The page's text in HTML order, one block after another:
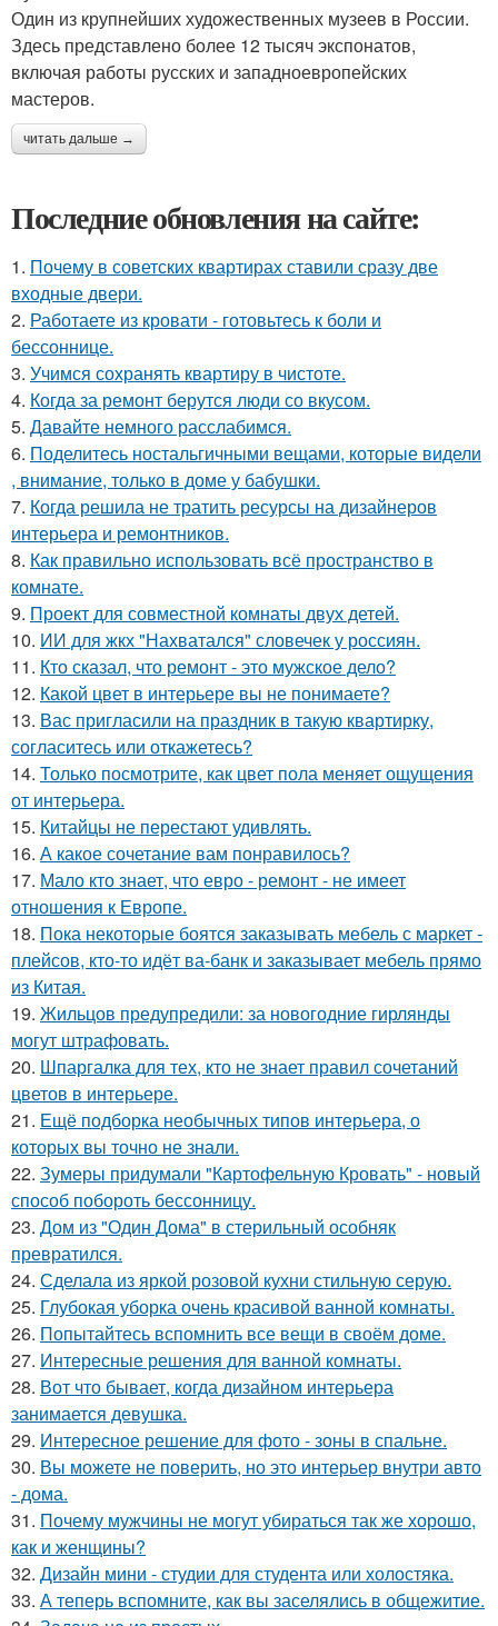
Один из крупнейших художественных музеев в России.
Здесь представлено более 12 тысяч экспонатов,
включая работы русских и западноевропейских
мастеров.
читать дальше →
Последние обновления на сайте:
1. Почему в советских квартирах ставили сразу две
входные двери.
2. Работаете из кровати - готовьтесь к боли и
бессоннице.
3. Учимся сохранять квартиру в чистоте.
4. Когда за ремонт берутся люди со вкусом.
5. Давайте немного расслабимся.
6. Поделитесь ностальгичными вещами, которые видели
, внимание, только в доме у бабушки.
7. Когда решила не тратить ресурсы на дизайнеров
интерьера и ремонтников.
8. Как правильно использовать всё пространство в
комнате.
9. Проект для совместной комнаты двух детей.
10. ИИ для жкх "Нахватался" словечек у россиян.
11. Кто сказал, что ремонт - это мужское дело?
12. Какой цвет в интерьере вы не понимаете?
13. Вас пригласили на праздник в такую квартирку,
согласитесь или откажетесь?
14. Только посмотрите, как цвет пола меняет ощущения
от интерьера.
15. Китайцы не перестают удивлять.
16. А какое сочетание вам понравилось?
17. Мало кто знает, что евро - ремонт - не имеет
отношения к Европе.
18. Пока некоторые боятся заказывать мебель с маркет -
плейсов, кто-то идёт ва-банк и заказывает мебель прямо
из Китая.
19. Жильцов предупредили: за новогодние гирлянды
могут штрафовать.
20. Шпаргалка для тех, кто не знает правил сочетаний
цветов в интерьере.
21. Ещё подборка необычных типов интерьера, о
которых вы точно не знали.
22. Зумеры придумали "Картофельную Кровать" - новый
способ побороть бессонницу.
23. Дом из "Один Дома" в стерильный особняк
превратился.
24. Сделала из яркой розовой кухни стильную серую.
25. Глубокая уборка очень красивой ванной комнаты.
26. Попытайтесь вспомнить все вещи в своём доме.
27. Интересные решения для ванной комнаты.
28. Вот что бывает, когда дизайном интерьера
занимается девушка.
29. Интересное решение для фото - зоны в спальне.
30. Вы можете не поверить, но это интерьер внутри авто
- дома.
31. Почему мужчины не могут убираться так же хорошо,
как и женщины?
32. Дизайн мини - студии для студента или холостяка.
33. А теперь вспомните, как вы заселялись в общежитие.